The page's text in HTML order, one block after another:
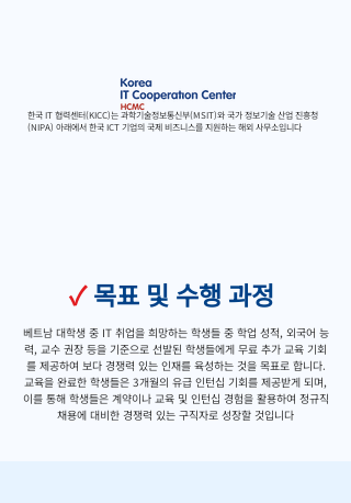
한국 IT 협력센터(KICC)는 과학기술정보통신부(MSIT)와 국가 정보기술 산업 진흥청
(NIPA) 아래에서 한국 ICT 기업의 국제 비즈니스를 지원하는 해외 사무소입니다
✓목표 및 수행 과정
베트남 대학생 중 IT 취업을 희망하는 학생들 중 학업 성적, 외국어 능
력, 교수 권장 등을 기준으로 선발된 학생들에게 무료 추가 교육 기회
를 제공하여 보다 경쟁력 있는 인재를 육성하는 것을 목표로 합니다.
교육을 완료한 학생들은 3개월의 유급 인턴십 기회를 제공받게 되며,
이를 통해 학생들은 계약이나 교육 및 인턴십 경험을 활용하여 정규직
채용에 대비한 경쟁력 있는 구직자로 성장할 것입니다